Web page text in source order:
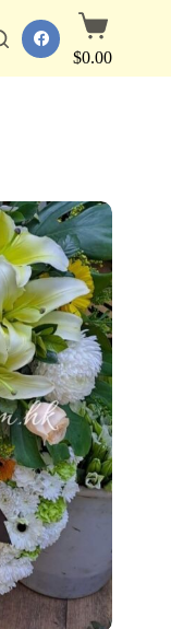
購
物
車
$0.00